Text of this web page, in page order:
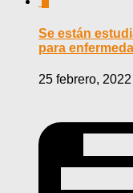
Se están
para
25 febrero, 2022